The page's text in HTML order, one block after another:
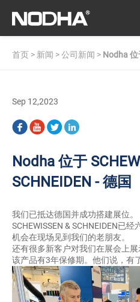
首页 > 新闻 >公司新闻 > Nodha 位
Sep 12,2023
Nodha 位于
SCHNEIDEN - 德国
我们已抵达德国并成功搭建展位。
SCHEWISSEN & SCHNEIDEN已
机会在现场见到我们的老朋友。
还有很多新客户对我们在展会上
该产品有3年保修期。他们说，有